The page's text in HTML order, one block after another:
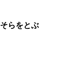
ノラネコぐんだん グラス そらをとぶ